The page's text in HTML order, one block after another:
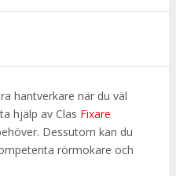
hantverkare när du väl
hjälp av Clas Fixare
Dessutom kan du
rörmokare och